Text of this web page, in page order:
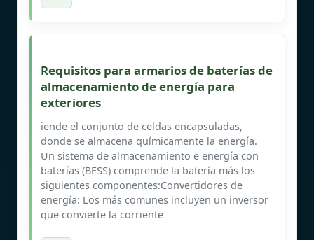
Requisitos para armarios de baterías de
almacenamiento de energía para
exteriores
iende el conjunto de celdas encapsuladas,
donde se almacena químicamente la energía.
Un sistema de almacenamiento e energía con
baterías (BESS) comprende la batería más los
siguientes componentes:Convertidores de
energía: Los más comunes incluyen un inversor
que convierte la corriente